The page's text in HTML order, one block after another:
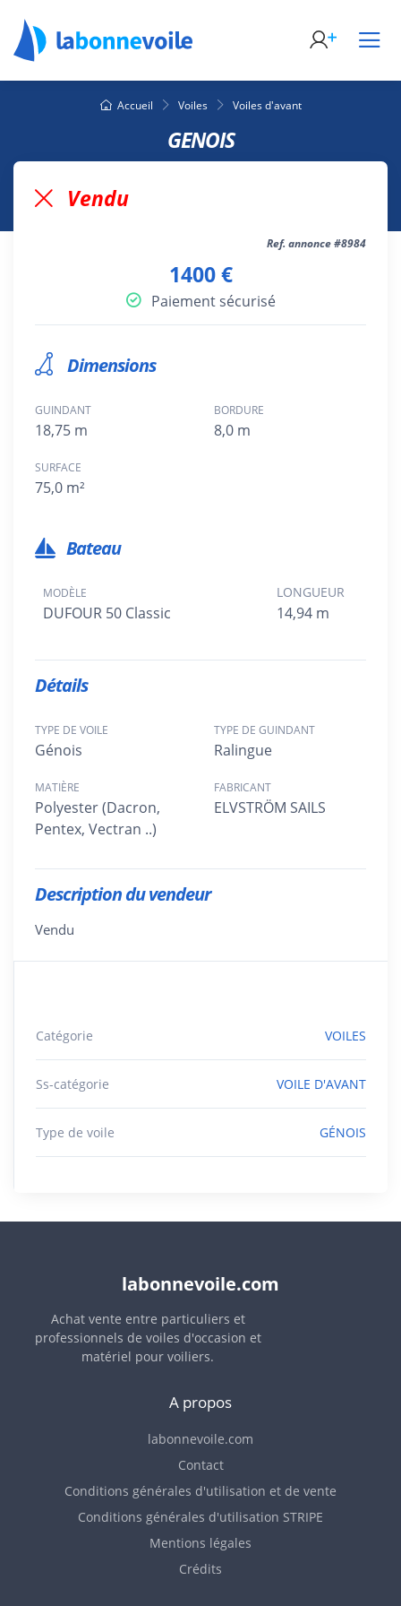
Accueil Voiles Voiles d'avant
GENOIS
Vendu
Ref. annonce #8984
1400 €
Paiement sécurisé
Dimensions
GUINDANT
18,75 m
BORDURE
8,0 m
SURFACE
75,0 m²
Bateau
MODÈLE
DUFOUR 50 Classic
LONGUEUR
14,94 m
Détails
TYPE DE VOILE
Génois
TYPE DE GUINDANT
Ralingue
MATIÈRE
Polyester (Dacron,
Pentex, Vectran ..)
FABRICANT
ELVSTRÖM SAILS
Description du vendeur
Vendu
Catégorie VOILES
Ss-catégorie VOILE D'AVANT
Type de voile GÉNOIS
labonnevoile.com
Achat vente entre particuliers et
professionnels de voiles d'occasion et
matériel pour voiliers.
A propos
labonnevoile.com
Contact
Conditions générales d'utilisation et de vente
Conditions générales d'utilisation STRIPE
Mentions légales
Crédits